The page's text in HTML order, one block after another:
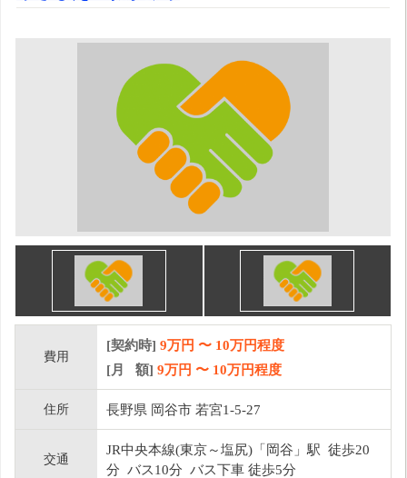
費用
[契約時] 9万円 〜 10万円程度
[月 額] 9万円 〜 10万円程度
住所 長野県 岡谷市 若宮1-5-27
交通
JR中央本線(東京～塩尻)「岡谷」駅 徒歩20
分 バス10分 バス下車 徒歩5分